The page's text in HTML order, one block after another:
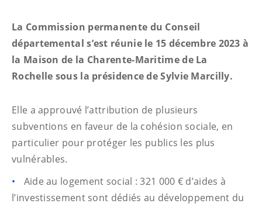
La Commission permanente du Conseil
départemental s’est réunie le 15 décembre 2023 à
la Maison de la Charente-Maritime de La
Rochelle sous la présidence de Sylvie Marcilly.
Elle a approuvé l’attribution de plusieurs
subventions en faveur de la cohésion sociale, en
particulier pour protéger les publics les plus
vulnérables.
Aide au logement social : 321 000 € d’aides à
l’investissement sont dédiés au développement du